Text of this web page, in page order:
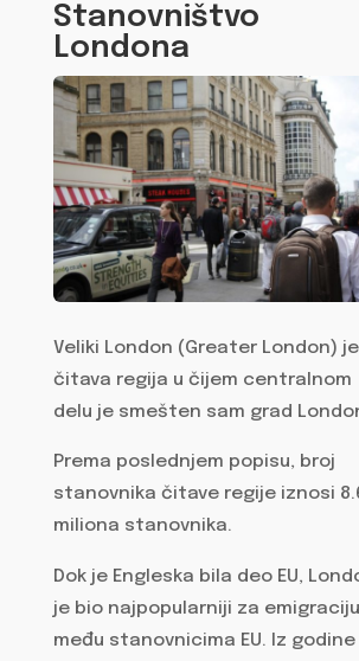
Stanovništvo
Londona
Veliki London (Greater London) je
čitava regija u čijem centralnom
delu je smešten sam grad
Prema poslednjem popisu, broj
stanovnika čitave regije iznosi
miliona stanovnika.
Dok je Engleska bila deo EU,
je bio najpopularniji za emigraciju
među stanovnicima EU. Iz godine